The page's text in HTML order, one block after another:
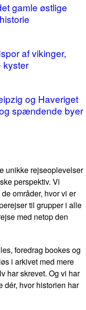
gamle østlige
af vikinger,
kyster
og Haveriget
spændende byer
unikke rejseoplevelser
perspektiv. Vi
områder, hvor vi er
til grupper i alle
med netop den
foredrag bookes og
i arkivet med mere
har skrevet. Og vi har
hvor historien har